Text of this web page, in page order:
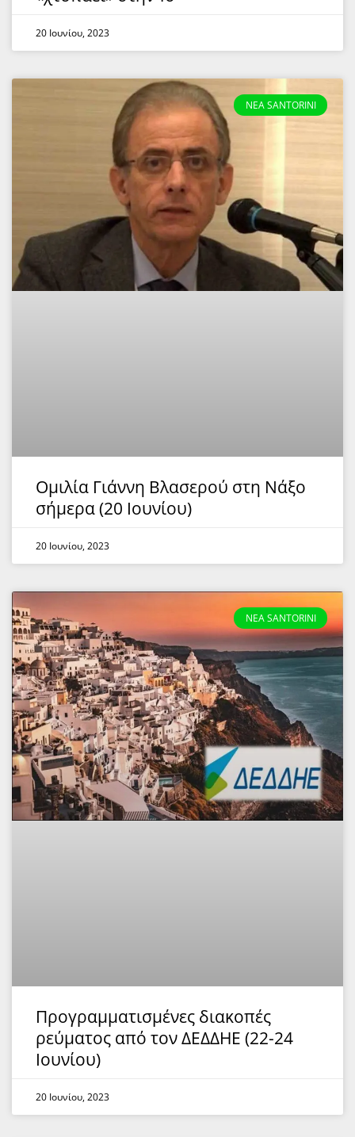
20 Ιουνίου, 2023
NEA SANTORINI
Ομιλία Γιάννη Βλασερού στη Νάξο
σήμερα (20 Ιουνίου)
20 Ιουνίου, 2023
NEA SANTORINI
Προγραμματισμένες διακοπές
ρεύματος από τον ΔΕΔΔΗΕ (22-24
Ιουνίου)
20 Ιουνίου, 2023